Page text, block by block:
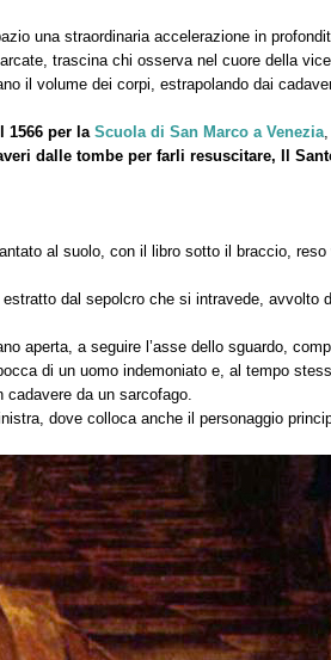
una straordinaria accelerazione in
trascina chi osserva nel cuore della
il volume dei corpi, estrapolando dai
1566 per la Scuola di San Marco a Venezia,
dalle tombe per farli resuscitare, Il
al suolo, con il libro sotto il braccio, reso
dal sepolcro che si intravede, avvolto
aperta, a seguire l’asse dello sguardo,
di un uomo indemoniato e, al tempo
da un sarcofago.
dove colloca anche il personaggio